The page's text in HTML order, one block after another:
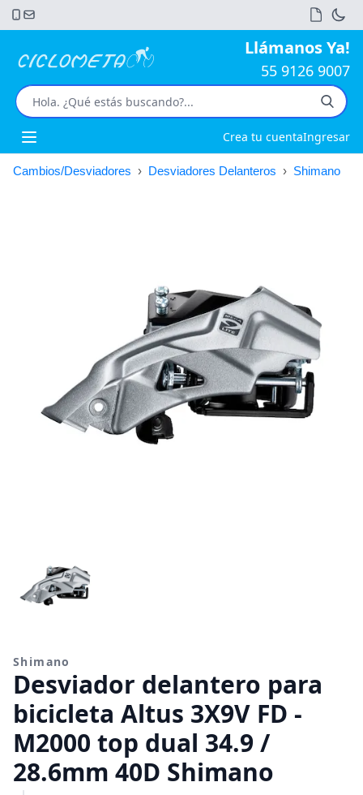
Llámanos Ya!
55 9126 9007
Open main menu Crea tu cuentaIngresar
Cambios/Desviadores › Desviadores Delanteros › Shimano
Shimano
Desviador delantero para
bicicleta Altus 3X9V FD -
M2000 top dual 34.9 /
28.6mm 40D Shimano